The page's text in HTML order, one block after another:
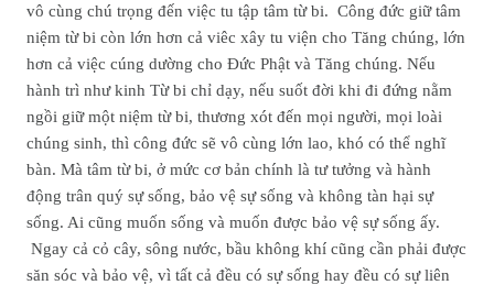
vô cùng chú trọng đến việc tu tập tâm từ bi. Công đức giữ tâm
niệm từ bi còn lớn hơn cả viêc xây tu viện cho Tăng chúng, lớn
hơn cả việc cúng dường cho Đức Phật và Tăng chúng. Nếu
hành trì như kinh Từ bi chỉ dạy, nếu suốt đời khi đi đứng nằm
ngồi giữ một niệm từ bi, thương xót đến mọi người, mọi loài
chúng sinh, thì công đức sẽ vô cùng lớn lao, khó có thể nghĩ
bàn. Mà tâm từ bi, ở mức cơ bản chính là tư tưởng và hành
động trân quý sự sống, bảo vệ sự sống và không tàn hại sự
sống. Ai cũng muốn sống và muốn được bảo vệ sự sống ấy.
Ngay cả cỏ cây, sông nước, bầu không khí cũng cần phải được
săn sóc và bảo vệ, vì tất cả đều có sự sống hay đều có sự liên